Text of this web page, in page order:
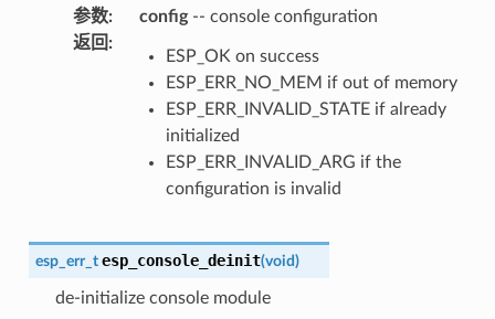
参数: config-- console configuration
返回 :
ESP_OK on success
ESP_ERR_NO_MEM if out of memory
ESP_ERR_INVALID_STATE if already
initialized
ESP_ERR_INVALID_ARG if the
configuration is invalid
esp_err_t esp_console_deinit(void)
de-initialize console module